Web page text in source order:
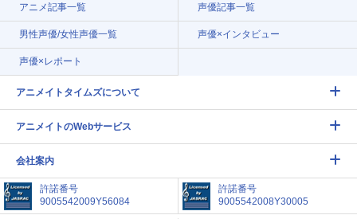
アニメ記事一覧 声優記事一覧
男性声優/女性声優一覧 声優×インタビュー
声優×レポート
アニメイトタイムズについて
アニメイトのWebサービス
会社案内
許諾番号
9005542009Y56084
許諾番号
9005542008Y30005